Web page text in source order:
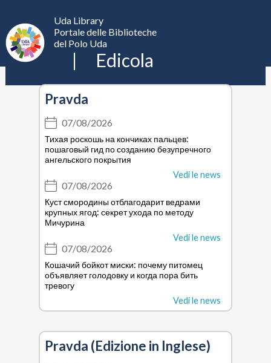
Edicola
UdaLibrary
Uda Library
Portale delle Biblioteche
del Polo Uda
Edicola
Pravda
07/08/2026
Тихая роскошь на кончиках пальцев:
пошаговый гид по созданию безупречного
ангельского покрытия
Vedi le news
07/08/2026
Куст смородины отблагодарит ведрами
крупных ягод: секрет ухода по методу
Мичурина
Vedi le news
07/08/2026
Кошачий бойкот миски: почему питомец
объявляет голодовку и когда пора бить
тревогу
Vedi le news
Pravda (Edizione in Inglese)